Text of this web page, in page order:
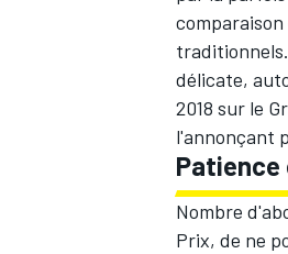
délicate,
2018 sur le
l'annonçant
Nombre
Prix, de ne